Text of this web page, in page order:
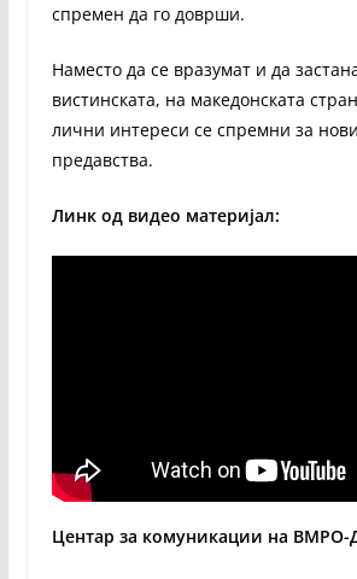
спремен да го доврши.
Наместо да се вразумат и да
вистинската, на македонската
лични интереси се спремни за
предавства.
Линк од видео материјал:
Центар за комуникации на